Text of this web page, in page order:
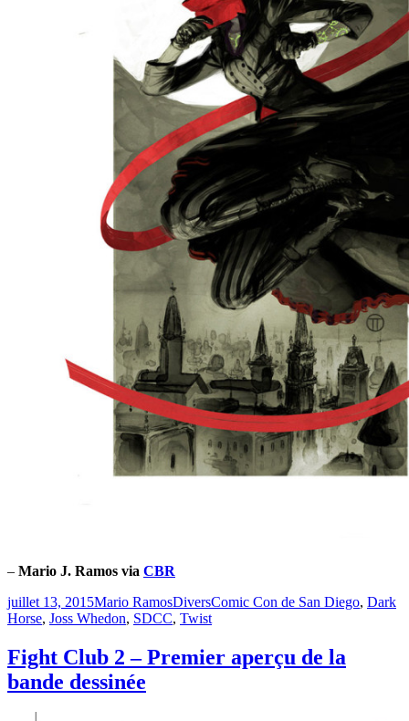
– Mario J. Ramos via CBR
Publié
le
juillet 13, 2015Mario RamosCatégories
DiversÉtiquettes
Comic Con de San Diego, Dark
Horse, Joss Whedon, SDCC, Twist
Fight Club 2 – Premier aperçu de la
bande dessinée